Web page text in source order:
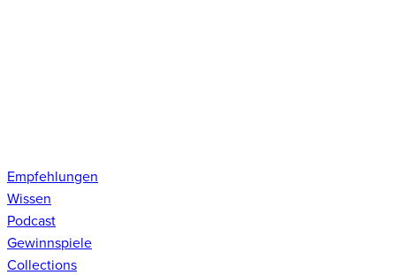
Empfehlungen
Wissen
Podcast
Gewinnspiele
Collections